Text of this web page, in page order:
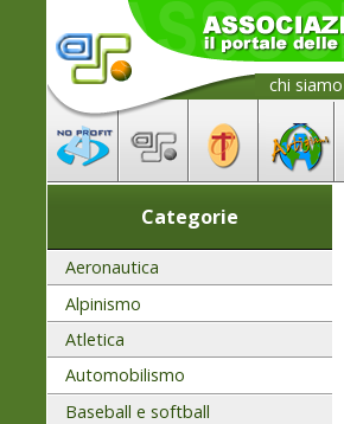
chi siamo
Categorie
Aeronautica
Alpinismo
Atletica
Automobilismo
Baseball e softball